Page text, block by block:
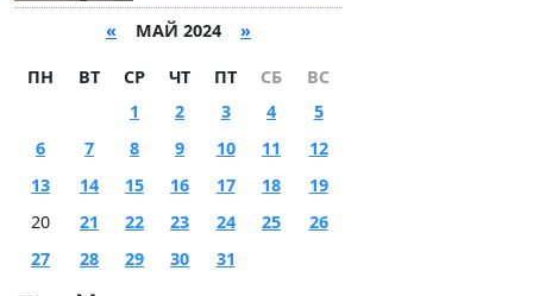
« МАЙ 2024 »
ПН ВТ СР ЧТ ПТ СБ
ВС
1
2 3 4
5
6
7 8 9 10 11
12
13
14 15 16 17 18
19
20
21 22 23 24 25
26
27
28 29 30 31